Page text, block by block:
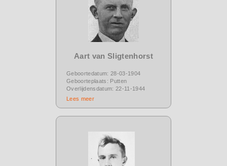
Aart van Sligtenhorst
Geboortedatum: 28-03-1904
Geboorteplaats: Putten
Overlijdensdatum: 22-11-1944
Lees meer